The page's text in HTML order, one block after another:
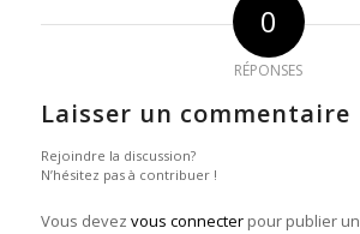
0
RÉPONSES
Laisser un commentaire
Rejoindre la discussion?
N’hésitez pas à contribuer !
Vous devez vous connecterpour publier un